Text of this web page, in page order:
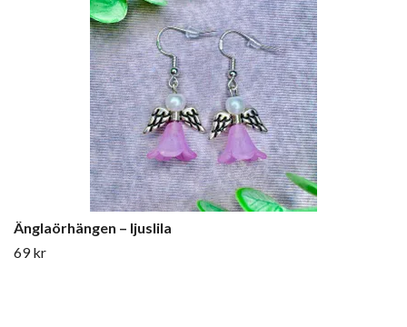
Änglaörhängen – ljuslila
69 kr